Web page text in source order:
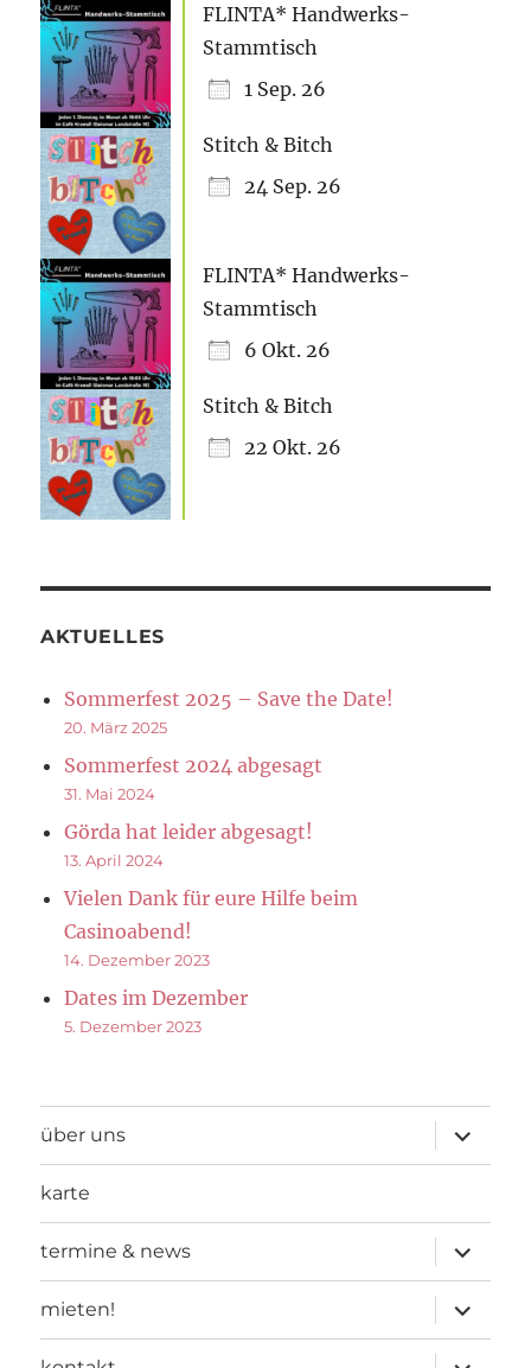
FLINTA* Handwerks-
Stammtisch
1 Sep. 26
Stitch & Bitch
24 Sep. 26
FLINTA* Handwerks-
Stammtisch
6 Okt. 26
Stitch & Bitch
22 Okt. 26
AKTUELLES
Sommerfest 2025 – Save the Date!
20. März 2025
Sommerfest 2024 abgesagt
31. Mai 2024
Görda hat leider abgesagt!
13. April 2024
Vielen Dank für eure Hilfe beim
Casinoabend!
14. Dezember 2023
Dates im Dezember
5. Dezember 2023
über uns
öffnen
karte
termine & news
öffnen
mieten!
öffnen